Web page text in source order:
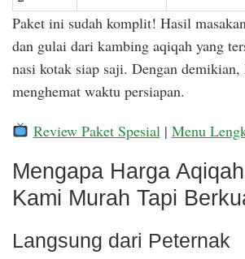
Paket ini sudah komplit! Hasil
dan gulai dari kambing aqiqah yang
nasi kotak siap saji. Dengan
menghemat waktu persiapan.
Review Paket Spesial | Menu
Mengapa Harga
Kami Murah Tapi
Langsung dari Peternak